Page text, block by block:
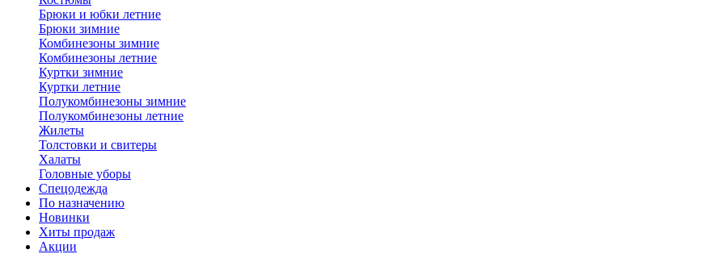
Брюки и юбки летние
Брюки зимние
Комбинезоны зимние
Комбинезоны летние
Куртки зимние
Куртки летние
Полукомбинезоны зимние
Полукомбинезоны летние
Жилеты
Толстовки и свитеры
Халаты
Головные уборы
Спецодежда
По назначению
Новинки
Хиты продаж
Акции